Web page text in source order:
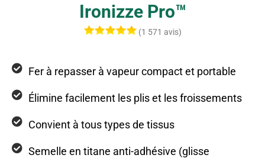
Ironizze Pro™
(1 571 avis)
Fer à repasser à vapeur compact et portable
Élimine facilement les plis et les froissements
Convient à tous types de tissus
Semelle en titane anti-adhésive (glisse